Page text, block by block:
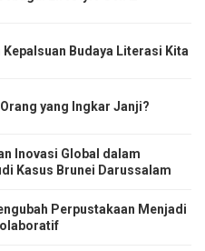
Budaya Literasi Kita
yang Ingkar Janji?
Inovasi Global dalam
Kasus Brunei Darussalam
Perpustakaan Menjadi